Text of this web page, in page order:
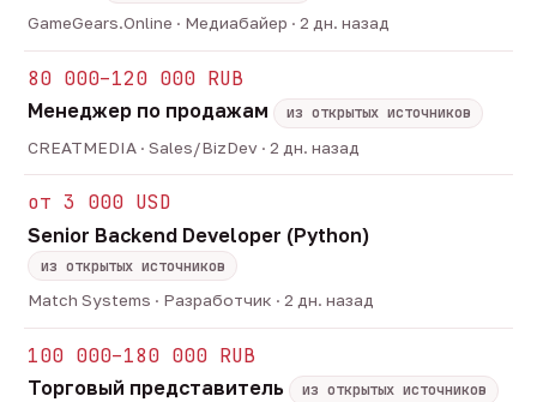
GameGears.Online · Медиабайер · 2 дн. назад
80 000–120 000 RUB
Менеджер по продажам
из открытых источников
CREATMEDIA · Sales/BizDev · 2 дн. назад
от 3 000 USD
Senior Backend Developer (Python)
из открытых источников
Match Systems · Разработчик · 2 дн. назад
100 000–180 000 RUB
Торговый представитель
из открытых источников